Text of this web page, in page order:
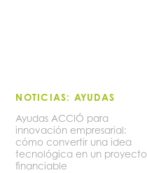
NOTICIAS: AYUDAS
Ayudas ACCIÓ para
innovación empresarial:
cómo convertir una idea
tecnológica en un proyecto
financiable